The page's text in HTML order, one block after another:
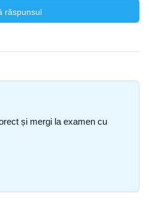
răspunsul
și mergi la examen cu